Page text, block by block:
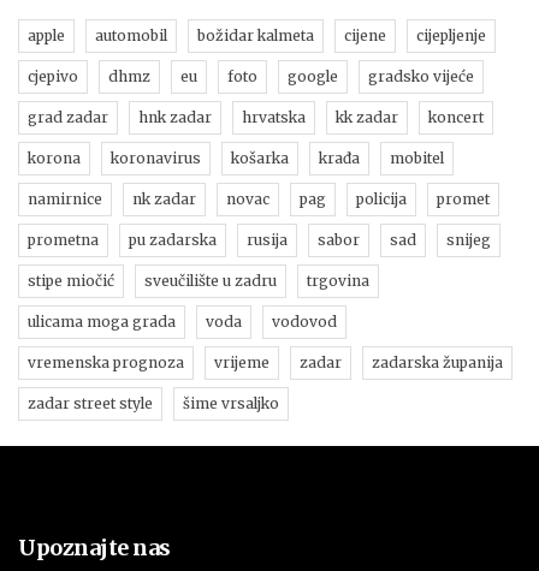
apple automobil božidar kalmeta cijene cijepljenje
cjepivo dhmz eu foto google gradsko vijeće
grad zadar hnk zadar hrvatska kk zadar koncert
korona koronavirus košarka krađa mobitel
namirnice nk zadar novac pag policija promet
prometna pu zadarska rusija sabor sad snijeg
stipe miočić sveučilište u zadru trgovina
ulicama moga grada voda vodovod
vremenska prognoza vrijeme zadar zadarska županija
zadar street style šime vrsaljko
Upoznajte nas